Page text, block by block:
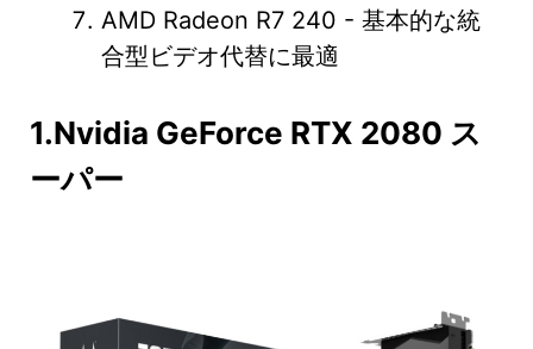
AMD Radeon R7 240 - 基本的な統
合型ビデオ代替に最適
1.Nvidia GeForce RTX 2080 ス
ーパー